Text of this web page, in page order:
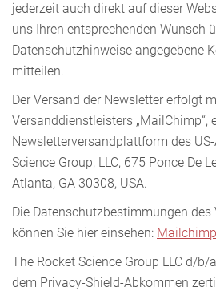
jederzeit auch direkt auf dieser
uns Ihren entsprechenden Wunsch
Datenschutzhinweise angegebene
mitteilen.
Der Versand der Newsletter erfolgt
Versanddienstleisters „MailChimp“,
Newsletterversandplattform des
Science Group, LLC, 675 Ponce De
Atlanta, GA 30308, USA.
Die Datenschutzbestimmungen
können Sie hier einsehen:
The Rocket Science Group LLC d/
dem Privacy-Shield-Abkommen